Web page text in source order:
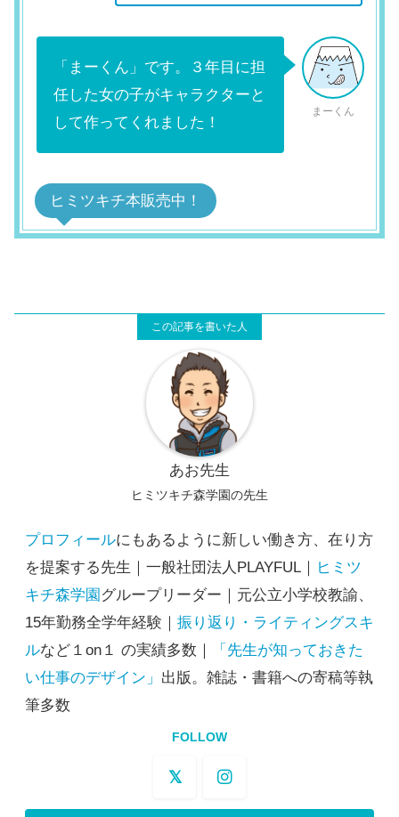
「まーくん」です。３年目に担
任した女の子がキャラクターと
して作ってくれました！
まーくん
ヒミツキチ本販売中！
あお先生
ヒミツキチ森学園の先生
プロフィールにもあるように新しい働き方、在り方
を提案する先生｜一般社団法人PLAYFUL｜
ヒミツ
キチ森学園 グループリーダー｜元公立小学校教諭、
15年勤務全学年経験｜ 振り返り・ライティングスキ
ルなど１on１ の実績多数｜
「先生が知っておきた
い仕事のデザイン」 出版。雑誌・書籍への寄稿等執
筆多数
FOLLOW